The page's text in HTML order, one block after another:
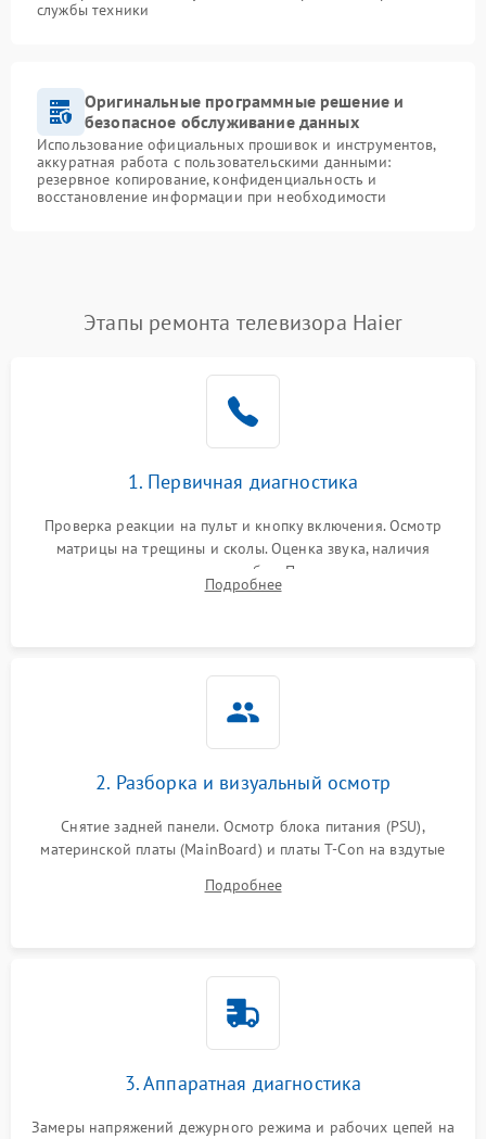
службы техники
Оригинальные программные решение и
безопасное обслуживание данных
Использование официальных прошивок и инструментов,
аккуратная работа с пользовательскими данными:
резервное копирование, конфиденциальность и
восстановление информации при необходимости
Этапы ремонта телевизора Haier
1. Первичная диагностика
Проверка реакции на пульт и кнопку включения. Осмотр
матрицы на трещины и сколы. Оценка звука, наличия
подсветки и индикаторов ошибок. Подключение тестовых
источников сигнала для выявления симптомов поломки.
Подробнее
2. Разборка и визуальный осмотр
Снятие задней панели. Осмотр блока питания (PSU),
материнской платы (MainBoard) и платы T-Con на вздутые
Проверка надежности фиксации и целостности шлейфов.
Подробнее
3. Аппаратная диагностика
Замеры напряжений дежурного режима и рабочих цепей на